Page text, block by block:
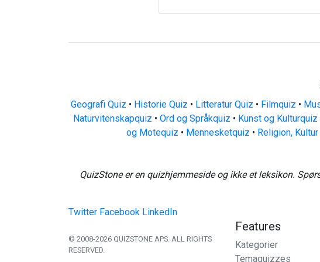
Geografi Quiz • Historie Quiz • Litteratur Quiz • Filmquiz •
Naturvitenskapquiz • Ord og Språkquiz • Kunst og Kulturquiz
og Motequiz • Mennesketquiz • Religion,
QuizStone er en quizhjemmeside og ikke et leksikon.
Twitter Facebook LinkedIn
© 2008-2026 QUIZSTONE APS. ALL RIGHTS
RESERVED.
Features
Kategorier
Temaquizzes